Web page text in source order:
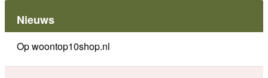
Nieuws
Op woontop10shop.nl